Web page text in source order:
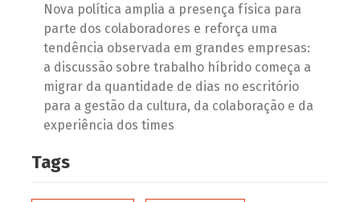
Nova política amplia a presença física para
parte dos colaboradores e reforça uma
tendência observada em grandes empresas:
a discussão sobre trabalho híbrido começa a
migrar da quantidade de dias no escritório
para a gestão da cultura, da colaboração e da
experiência dos times
Tags